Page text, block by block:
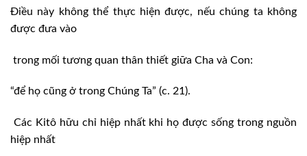
Điều này không thể thực hiện được, nếu chúng ta không
được đưa vào
trong mối tương quan thân thiết giữa Cha và Con:
“để họ cũng ở trong Chúng Ta” (c. 21).
Các Kitô hữu chỉ hiệp nhất khi họ được sống trong nguồn
hiệp nhất